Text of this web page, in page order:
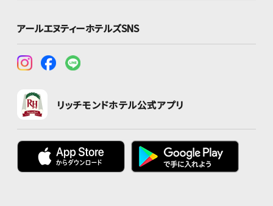
アールエヌティーホテルズSNS
リッチモンドホテル公式アプリ